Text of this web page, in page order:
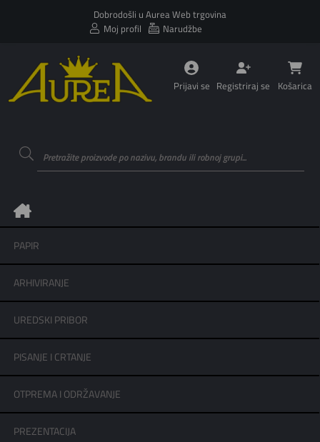
Dobrodošli u Aurea Web trgovina
Moj profil
Narudžbe
Prijavi se Registriraj se Košarica
PAPIR
ARHIVIRANJE
UREDSKI PRIBOR
PISANJE I CRTANJE
OTPREMA I ODRŽAVANJE
PREZENTACIJA